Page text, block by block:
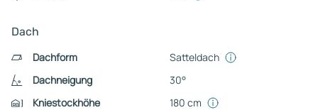
Dach
Dachform
Satteldach
Dachneigung
30°
Kniestockhöhe
180 cm